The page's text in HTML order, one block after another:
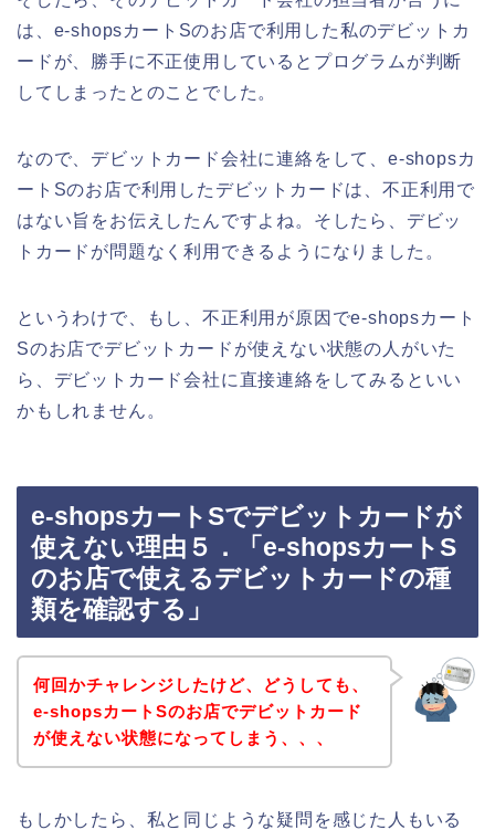
は、e-shopsカートSのお店で利用した私のデビットカ
ードが、勝手に不正使用しているとプログラムが判断
してしまったとのことでした。
なので、デビットカード会社に連絡をして、e-shopsカ
ートSのお店で利用したデビットカードは、不正利用で
はない旨をお伝えしたんですよね。そしたら、デビッ
トカードが問題なく利用できるようになりました。
というわけで、もし、不正利用が原因でe-shopsカート
Sのお店でデビットカードが使えない状態の人がいた
ら、デビットカード会社に直接連絡をしてみるといい
かもしれません。
e-shopsカートSでデビットカードが
使えない理由５．「e-shopsカートS
のお店で使えるデビットカードの種
類を確認する」
何回かチャレンジしたけど、どうしても、
e-shopsカートSのお店でデビットカード
が使えない状態になってしまう、、、
もしかしたら、私と同じような疑問を感じた人もいる